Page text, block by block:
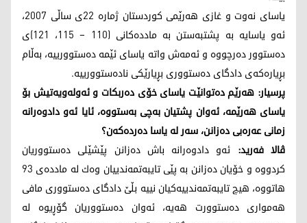
یاسای نه‌وت و غازی هه‌رێمی كوردستان ژماره‌ 22ی ساڵی 2007،
ئه‌و یاسایه‌ به‌ پشتبه‌ستن به‌ مادده‌كانی (110 – 115، 121)ی
ده‌ستوور ده‌رچووه‌ و ئه‌مه‌ش واته‌ یاسای ئێمه‌ ده‌ستوورییه‌، به‌ڵام
بڕیاره‌كه‌ی دادگای ده‌ستووری بڕیارێكی ناده‌ستوورییه‌.
پرسیار: هه‌رێم ده‌توانێت یاسای خۆی ده‌ربكات و ئه‌وله‌ویه‌تیش بۆ
یاسای هه‌رێمه‌، ئه‌وان پشتیان به‌چی به‌ستووه‌، ئایا ئه‌و دادوه‌رانه‌
زمانی عه‌ره‌بی ده‌زانن، سه‌ر له‌ یاسا ده‌رده‌كه‌ن؟
ڤالا فه‌رید: ئه‌و دادوه‌رانه‌ باش ده‌زانن پێشێلی ده‌ستووریان
كردووه‌ و خۆیان ده‌زانن به‌ پێی تایبه‌تمه‌ندییان وه‌ك له‌ مادده‌ی 93
هاتووه‌، هیچ تایبه‌تمه‌ندییه‌كیان نییه‌ بڵێ دادگای ده‌ستووری مافی
هه‌مواری ده‌ستوورت هه‌یه‌، ئه‌وان ده‌ستووریان گۆڕیوه‌ له‌